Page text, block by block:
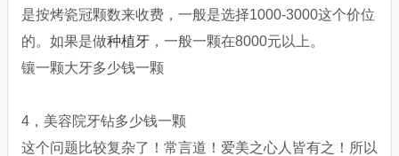
是按烤瓷冠颗数来收费，一般是选择1000-3000这个价位
的。如果是做种植牙 ，一般一颗在8000元以上。
镶一颗大牙多少钱一颗
4，美容院牙钻多少钱一颗
这个问题比较复杂了！常言道！爱美之心人皆有之！所以